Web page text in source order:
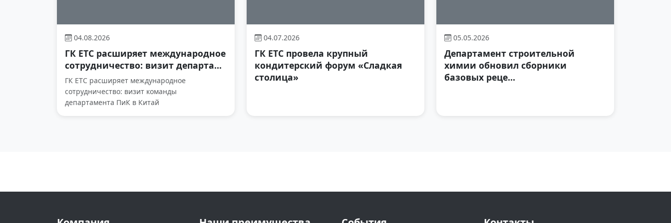
04.08.2026
ГК ЕТС расширяет международное
сотрудничество: визит департа...
ГК ЕТС расширяет международное
сотрудничество: визит команды
департамента ПиК в Китай
04.07.2026
ГК ЕТС провела крупный
кондитерский форум «Сладкая
столица»
05.05.2026
Департамент строительной
химии обновил сборники
базовых реце...